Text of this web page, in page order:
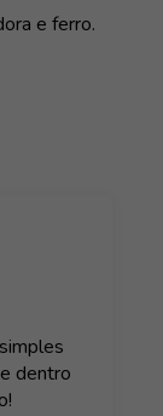
e ferro.
dentro